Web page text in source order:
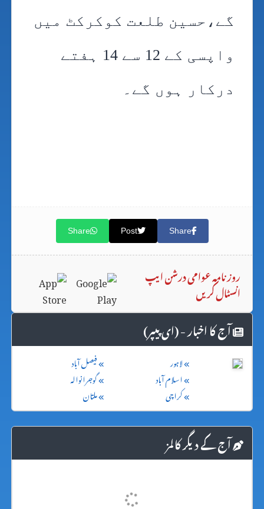
گے،حسین طلعت کوکرکٹ میں
واپسی کے 12 سے 14 ہفتے
درکار ہوں گے۔
Share
Post
Share
روزنامہ عوامی درشن ایپ
انسٹال کریں
آج کا اخبار - (ای پیپر)
لاہور
فیصل آباد
اسلام آباد
گوجرانوالہ
کراچی
ملتان
آج کے دیگر کالمز